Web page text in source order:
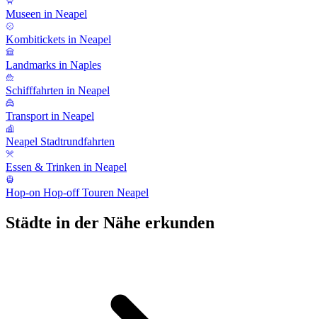
Museen in Neapel
Kombitickets in Neapel
Landmarks in Naples
Schifffahrten in Neapel
Transport in Neapel
Neapel Stadtrundfahrten
Essen & Trinken in Neapel
Hop-on Hop-off Touren Neapel
Städte in der Nähe erkunden